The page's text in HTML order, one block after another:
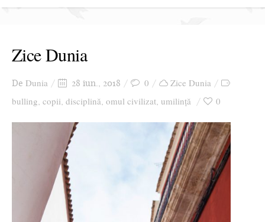
Zice Dunia
De Dunia 28 iun., 2018 0
Zice Dunia
bulling, copii, disciplină, omul civilizat, umilință 0